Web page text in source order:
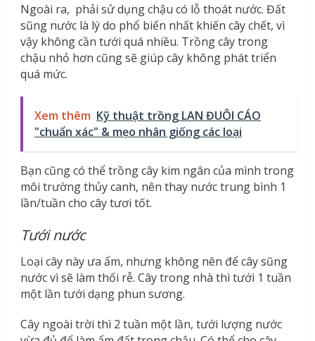
Ngoài ra, phải sử dụng chậu có lỗ thoát nước. Đất
sũng nước là lý do phổ biến nhất khiến cây chết, vì
vậy không cần tưới quá nhiều. Trồng cây trong
chậu nhỏ hơn cũng sẽ giúp cây không phát triển
quá mức.
Xem thêm Kỹ thuật trồng LAN ĐUÔI CÁO
"chuẩn xác" & mẹo nhân giống các loại
Bạn cũng có thể trồng cây kim ngân của mình trong
môi trường thủy canh, nên thay nước trung bình 1
lần/tuần cho cây tươi tốt.
Tưới nước
Loại cây này ưa ẩm, nhưng không nên để cây sũng
nước vì sẽ làm thối rễ. Cây trong nhà thì tưới 1 tuần
một lần tưới dạng phun sương.
Cây ngoài trời thì 2 tuần một lần, tưới lượng nước